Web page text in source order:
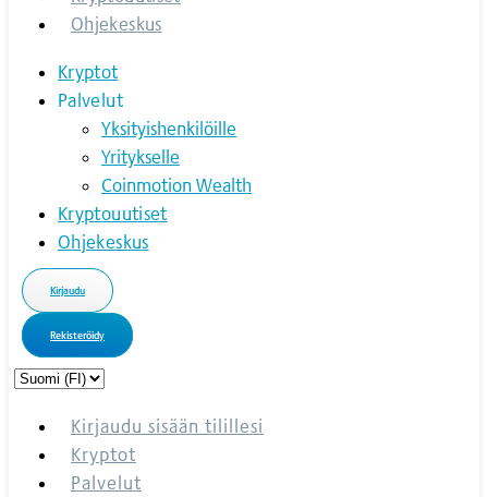
Ohjekeskus
Kryptot
Palvelut
Yksityishenkilöille
Yritykselle
Coinmotion Wealth
Kryptouutiset
Ohjekeskus
Kirjaudu
Rekisteröidy
Choose
languageKirjaudu sisään tilillesi
Kryptot
Palvelut